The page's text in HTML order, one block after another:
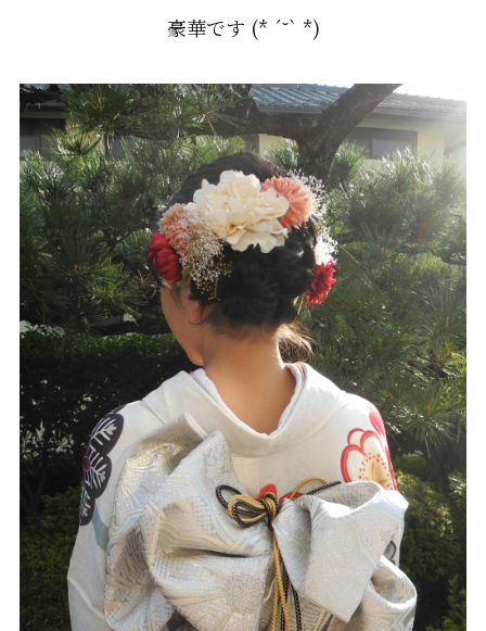
豪華です (* ´˘` *)